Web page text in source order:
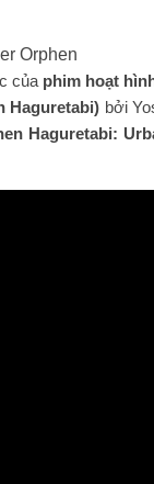
của phim hoạt
Haguretabi) bởi
Haguretabi: